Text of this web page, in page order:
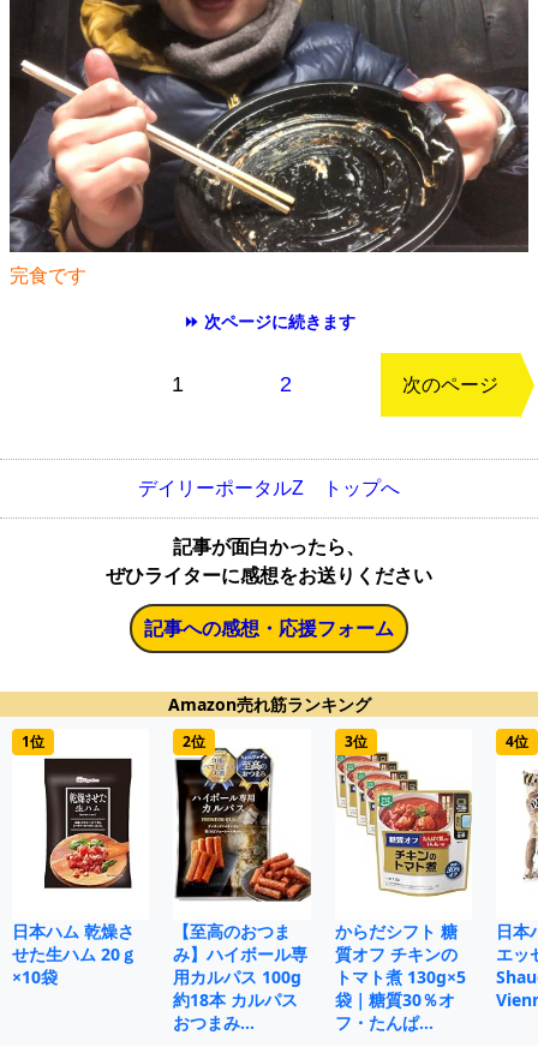
完食です
⏩ 次ページに続きます
1 2 次のページ
デイリーポータルZ トップへ
記事が面白かったら、
ぜひライターに感想をお送りください
記事への感想・応援フォーム
Amazon売れ筋ランキング
1位
日本ハム 乾燥さ
せた生ハム 20ｇ
×10袋
2位
【至高のおつま
み】ハイボール専
用カルパス 100g
約18本 カルパス
おつまみ…
3位
からだシフト 糖
質オフ チキンの
トマト煮 130g×5
袋｜糖質30％オ
フ・たんぱ…
4位
日本
エッ